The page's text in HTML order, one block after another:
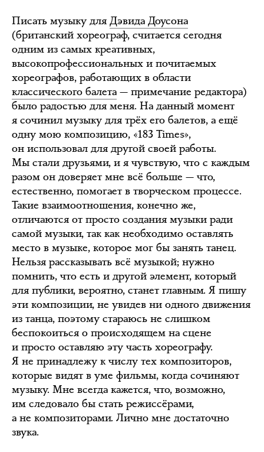
Писать музыку для Дэвида Доусона
(британский хореограф, считается сегодня
одним из самых креативных,
высокопрофессиональных и почитаемых
хореографов, работающих в области
классического балета — примечание редактора)
было радостью для меня. На данный момент
я сочинил музыку для трёх его балетов, а ещё
одну мою композицию, «183 Times»,
он использовал для другой своей работы.
Мы стали друзьями, и я чувствую, что с каждым
разом он доверяет мне всё больше — что,
естественно, помогает в творческом процессе.
Такие взаимоотношения, конечно же,
отличаются от просто создания музыки ради
самой музыки, так как необходимо оставлять
место в музыке, которое мог бы занять танец.
Нельзя рассказывать всё музыкой; нужно
помнить, что есть и другой элемент, который
для публики, вероятно, станет главным. Я пишу
эти композиции, не увидев ни одного движения
из танца, поэтому стараюсь не слишком
беспокоиться о происходящем на сцене
и просто оставляю эту часть хореографу.
Я не принадлежу к числу тех композиторов,
которые видят в уме фильмы, когда сочиняют
музыку. Мне всегда кажется, что, возможно,
им следовало бы стать режиссёрами,
а не композиторами. Лично мне достаточно
звука.